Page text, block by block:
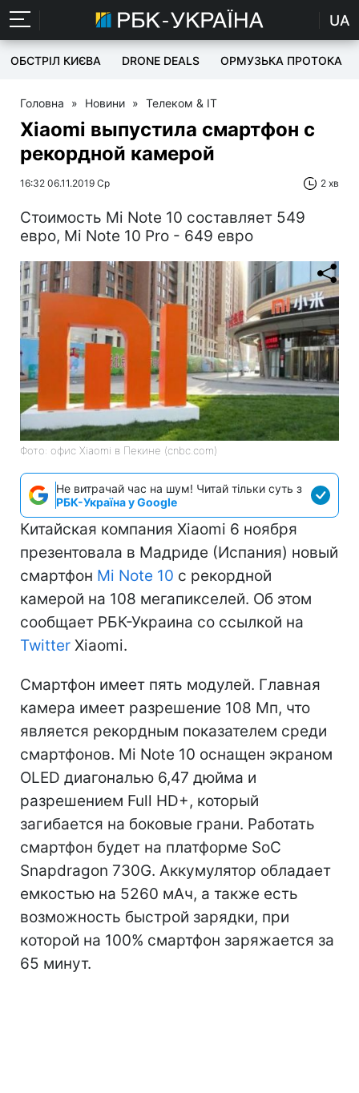
UA
ОБСТРІЛ КИЄВА DRONE DEALS ОРМУЗЬКА ПРОТОКА
Головна » Новини » Телеком & IT
Xiaomi выпустила смартфон с
рекордной камерой
16:32 06.11.2019 Ср 2 хв
Стоимость Mi Note 10 составляет 549
евро, Mi Note 10 Pro - 649 евро
Фото: офис Xiaomi в Пекине (cnbc.com)
Не витрачай час на шум! Читай тільки суть з
РБК-Україна у Google
Китайская компания Xiaomi 6 ноября
презентовала в Мадриде (Испания) новый
смартфон Mi Note 10 с рекордной
камерой на 108 мегапикселей. Об этом
сообщает РБК-Украина со ссылкой на
Twitter Xiaomi.
Смартфон имеет пять модулей. Главная
камера имеет разрешение 108 Мп, что
является рекордным показателем среди
смартфонов. Mi Note 10 оснащен экраном
OLED диагональю 6,47 дюйма и
разрешением Full HD+, который
загибается на боковые грани. Работать
смартфон будет на платформе SoC
Snapdragon 730G. Аккумулятор обладает
емкостью на 5260 мАч, а также есть
возможность быстрой зарядки, при
которой на 100% смартфон заряжается за
65 минут.